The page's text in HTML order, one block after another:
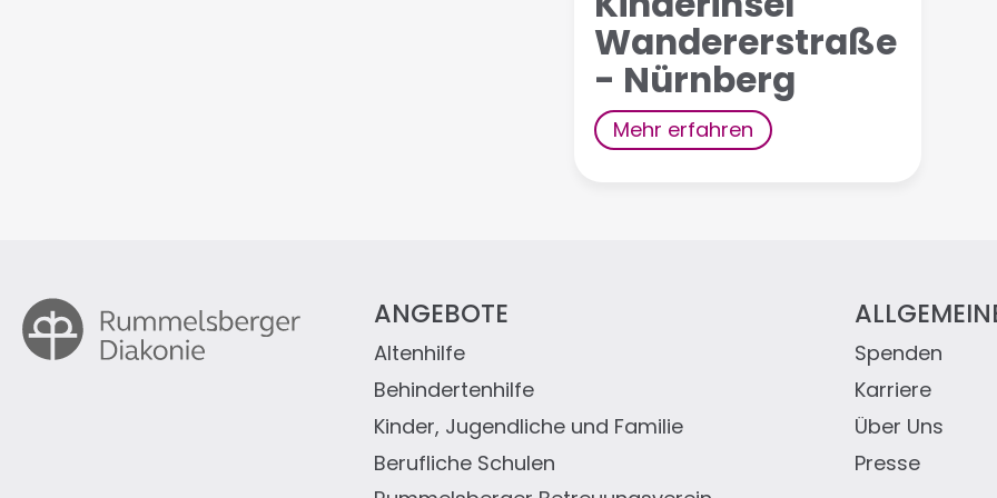
Wandererstraße
- Nürnberg
Mehr erfahren
Fußzeile
ANGEBOTE
Altenhilfe
Behindertenhilfe
Kinder, Jugendliche und Familie
Berufliche Schulen
Spenden
Karriere
Über Uns
Presse